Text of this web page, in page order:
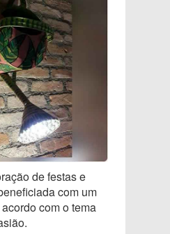
de festas e
com um
com o tema